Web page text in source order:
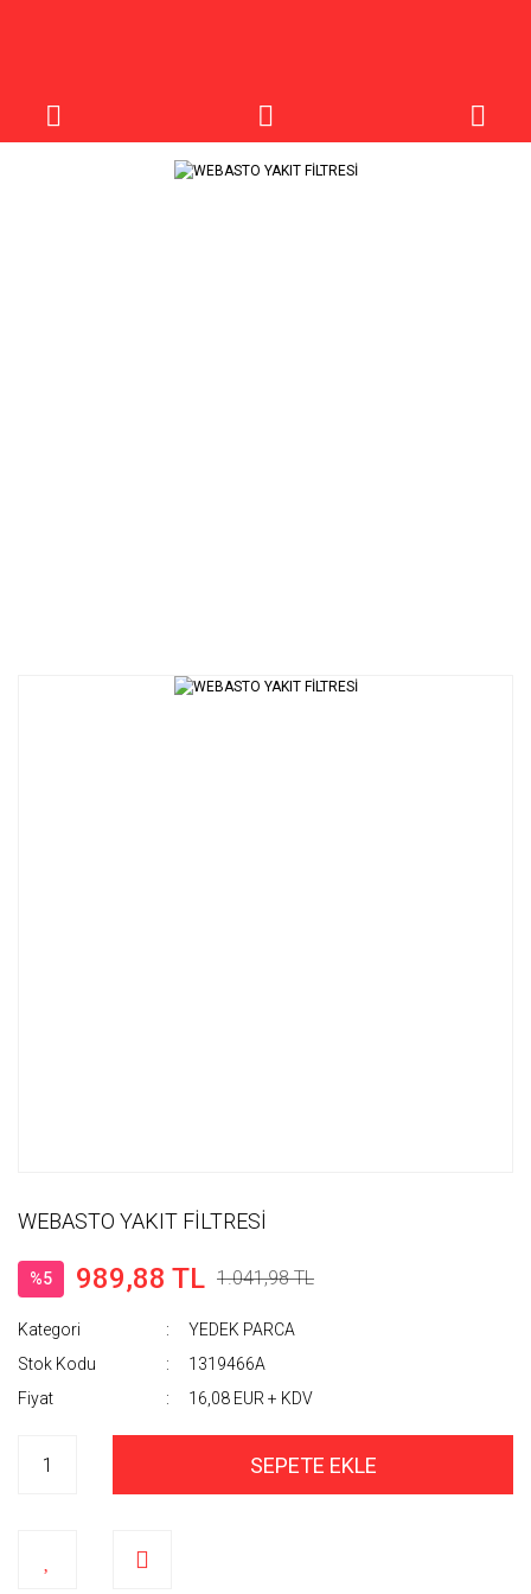
WEBASTO YAKIT FİLTRESİ
%5 989,88 TL 1.041,98 TL
Kategori
YEDEK PARCA
Stok Kodu
1319466A
Fiyat
16,08 EUR + KDV
SEPETE EKLE